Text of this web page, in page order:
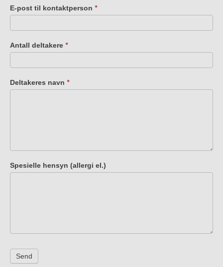
DNB
E-post til kontaktperson *
Antall deltakere *
Deltakeres navn *
Spesielle hensyn (allergi el.)
Send